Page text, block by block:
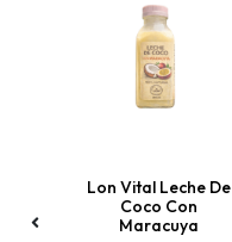
Lon Vital Leche De
Coco Con
Maracuya